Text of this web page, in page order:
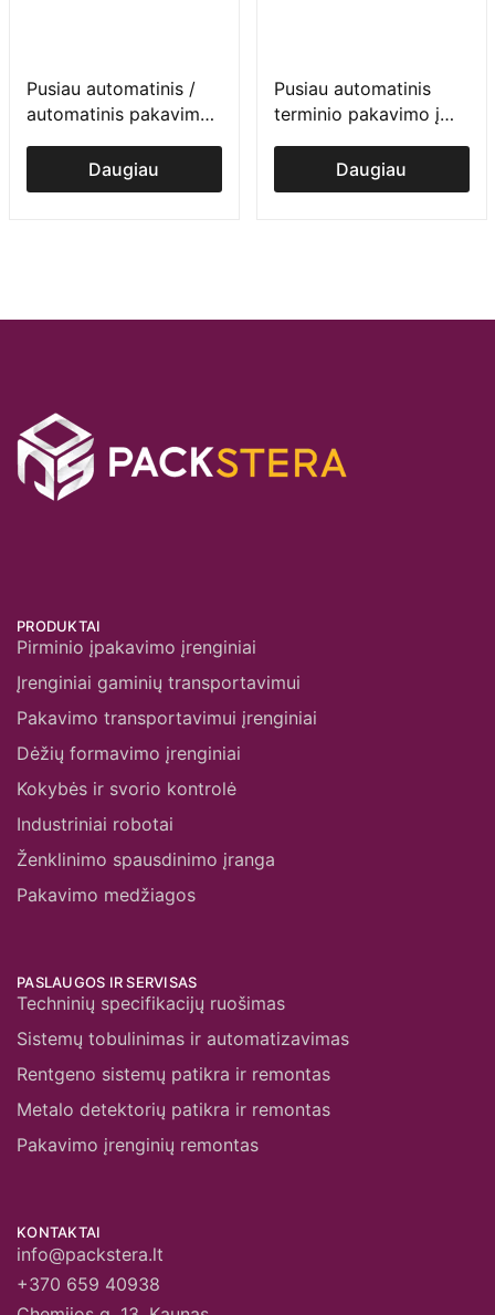
Pusiau automatinis /
automatinis pakavimo į
Daugiau
Pusiau automatinis
terminio pakavimo į
Daugiau
PRODUKTAI
Pirminio įpakavimo įrenginiai
Įrenginiai gaminių transportavimui
Pakavimo transportavimui įrenginiai
Dėžių formavimo įrenginiai
Kokybės ir svorio kontrolė
Industriniai robotai
Ženklinimo spausdinimo įranga
Pakavimo medžiagos
PASLAUGOS IR SERVISAS
Techninių specifikacijų ruošimas
Sistemų tobulinimas ir automatizavimas
Rentgeno sistemų patikra ir remontas
Metalo detektorių patikra ir remontas
Pakavimo įrenginių remontas
KONTAKTAI
info@packstera.lt
+370 659 40938